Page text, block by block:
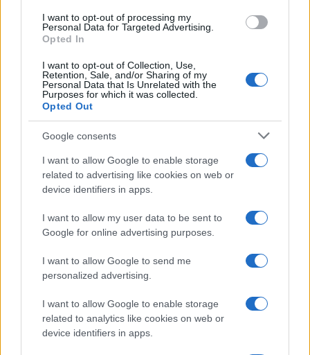
I want to opt-out of processing my
Personal Data for Targeted Advertising.
Opted In
I want to opt-out of Collection, Use,
Retention, Sale, and/or Sharing of my
Personal Data that Is Unrelated with the
Purposes for which it was collected.
Opted Out
Google consents
I want to allow Google to enable storage
related to advertising like cookies on web or
device identifiers in apps.
I want to allow my user data to be sent to
Google for online advertising purposes.
I want to allow Google to send me
personalized advertising.
I want to allow Google to enable storage
related to analytics like cookies on web or
device identifiers in apps.
ΑΙΧΜΕΣ: Και άλλες αποχωρήσεις και
άλλες συμφωνίες
Το Καλοκαίρι αυτό στα ΜΜΕ θυμίζει αίθουσα αφίξεων και
αναχωρήσεων αεροδρομίου. Άλλοι γνωρίζουν τον
προορισμό τους και άλλοι αλλάζουν πορεία, ενώ έχουν
ξεκινήσει για άλλου καταλήγουν σε άλλο σημείο. Η
κινητικότητα είναι συνάρτηση πολλών παραγόντων,
ορισμένοι εκ των οποίων δεν είναι ορατοί προς το
παρόν. Λέγεται πως ο Ιβάν Σαββίδης τα βρήκε με την